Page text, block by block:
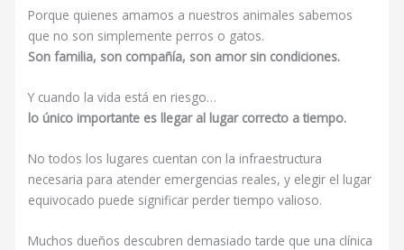
Porque quienes amamos a nuestros animales sabemos
que no son simplemente perros o gatos.
Son familia, son compañía, son amor sin condiciones.
Y cuando la vida está en riesgo…
lo único importante es llegar al lugar correcto a tiempo.
No todos los lugares cuentan con la infraestructura
necesaria para atender emergencias reales, y elegir el lugar
equivocado puede significar perder tiempo valioso.
Muchos dueños descubren demasiado tarde que una clínica